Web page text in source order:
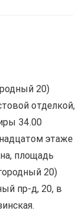
20)
отделкой,
34.00
этаже
площадь
20)
пр-д, 20, в